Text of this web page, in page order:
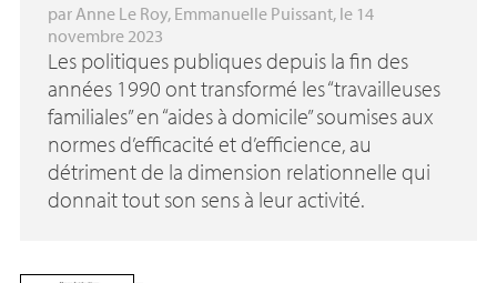
par Anne Le Roy, Emmanuelle Puissant, le 14
novembre 2023
Les politiques publiques depuis la fin des
années 1990 ont transformé les “travailleuses
familiales” en “aides à domicile” soumises aux
normes d’efficacité et d’efficience, au
détriment de la dimension relationnelle qui
donnait tout son sens à leur activité.